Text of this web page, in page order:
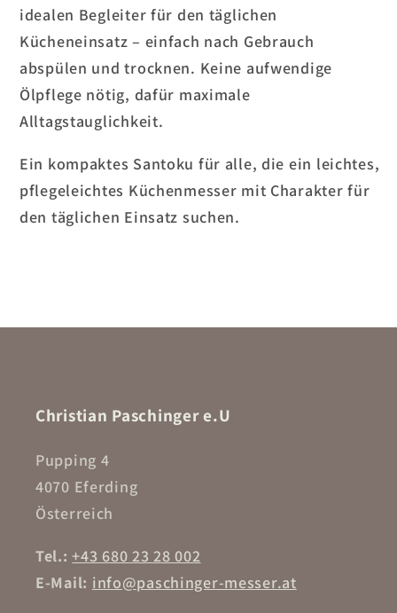
idealen Begleiter für den täglichen
Kücheneinsatz – einfach nach Gebrauch
abspülen und trocknen. Keine aufwendige
Ölpflege nötig, dafür maximale
Alltagstauglichkeit.
Ein kompaktes Santoku für alle, die ein leichtes,
pflegeleichtes Küchenmesser mit Charakter für
den täglichen Einsatz suchen.
Christian Paschinger e.U
Pupping 4
4070 Eferding
Österreich
Tel.: +43 680 23 28 002
E-Mail: info@paschinger-messer.at